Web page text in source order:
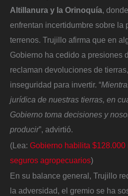
Altillanura y la Orinoquía,
enfrentan incertidumbre sobre la
terrenos. Trujillo afirma que en
Gobierno ha cedido a presiones
reclaman devoluciones de
inseguridad para invertir. “
jurídica de nuestras tierras, en
Gobierno toma decisiones y
producir”, advirtió.
(Lea: Gobierno habilita
seguros agropecuarios)
En su balance general, Trujillo
la adversidad, el gremio se ha